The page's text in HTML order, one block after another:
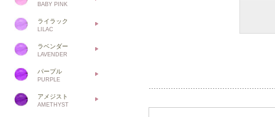
BABY PINK
ライラック
LILAC
ラベンダー
LAVENDER
パープル
PURPLE
アメジスト
AMETHYST